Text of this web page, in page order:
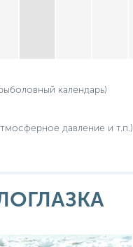
календарь)
давление и т.п.)